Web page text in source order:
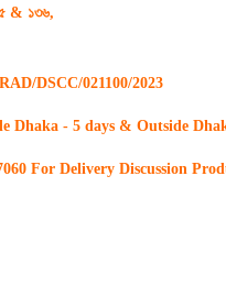
& ১৩৬,
DSCC/021100/2023
Dhaka - 5 days & Outside
For Delivery Discussion